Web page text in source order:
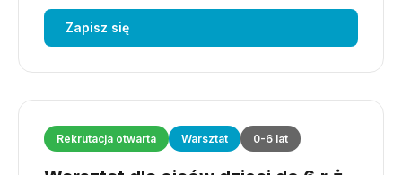
Zapisz się
Rekrutacja otwarta Warsztat 0-6 lat